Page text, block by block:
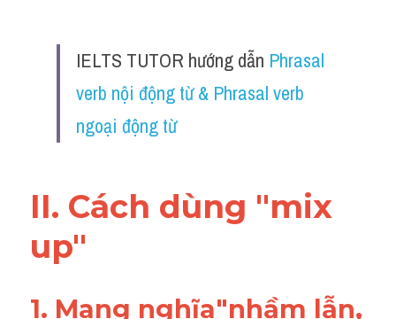
Speaking
Writing
IELTS TUTOR hướng dẫn Phrasal
verb nội động từ & Phrasal verb
ngoại động từ
II. Cách dùng "mix
up"
1. Mang nghĩa"nhầm lẫn,